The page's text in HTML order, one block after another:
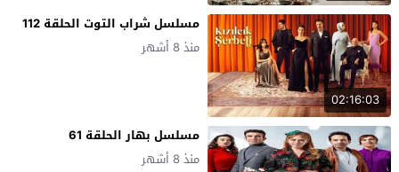
02:16:03
مسلسل شراب التوت الحلقة 112
منذ 8 أشهر
مسلسل بهار الحلقة 61
منذ 8 أشهر